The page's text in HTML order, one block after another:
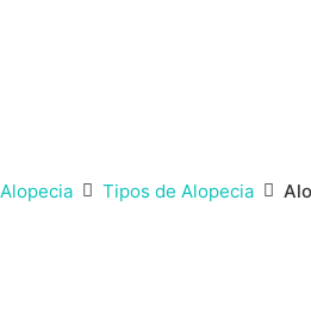
Alopecia Tipos de Alopecia